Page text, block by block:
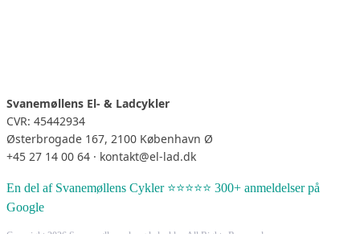
Svanemøllens El- & Ladcykler
CVR: 45442934
Østerbrogade 167, 2100 København Ø
+45 27 14 00 64 · kontakt@el-lad.dk
En del af Svanemøllens Cykler ⭐⭐⭐⭐⭐ 300+ anmeldelser på
Google